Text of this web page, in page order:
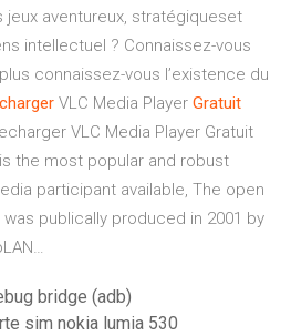
jeux aventureux, stratégiqueset
intellectuel ? Connaissez-vous
connaissez-vous l’existence du
VLC Media Player Gratuit
VLC Media Player Gratuit
the most popular and robust
participant available, The open
publically produced in 2001 by
bridge (adb)
sim nokia lumia 530